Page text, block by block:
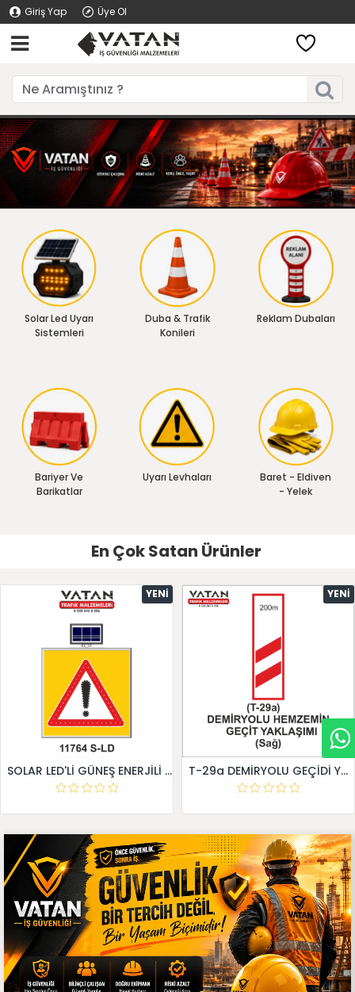
Giriş Yap Üye Ol
Solar Led Uyarı
Sistemleri
Duba & Trafik
Konileri
Reklam Dubaları
Bariyer Ve
Barikatlar
Uyarı Levhaları
Baret - Eldiven
- Yelek
En Çok Satan Ürünler
YENI
SOLAR LED'Lİ GÜNEŞ ENERJİLİ LEVHA
YENI
T-29a DEMİRYOLU GEÇİDİ YAKLAŞIM LEVHALARI (Sağ)